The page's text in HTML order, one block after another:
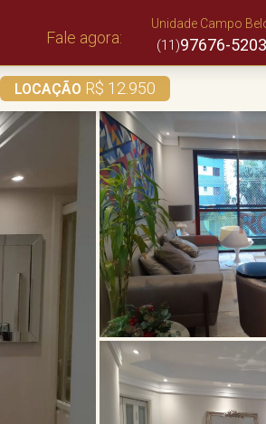
Fale agora:
Unidade Campo
(11)97676-5203
LOCAÇÃO R$ 12.950